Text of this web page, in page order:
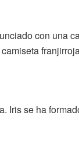
con una
Iris se ha